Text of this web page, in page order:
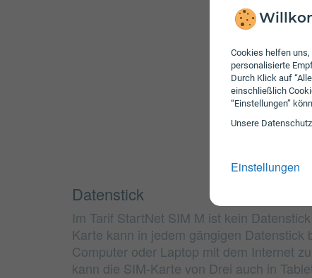
Cookies helfen
personalisierte
Durch Klick auf
einschließlich
“Einstellungen”
Unsere
Einstellungen
Datenstick
Im Tarif StartNet SIM M ist kein
Karte kann in jedem gängigen Datenstick
Computer oder Laptop mit dem Internet
kann die SIM-Karte von Drei auch in